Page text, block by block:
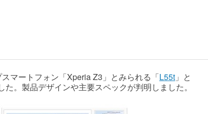
マートフォン「Xperia Z3」とみられる「L55t 」と
た。製品デザインや主要スペックが判明しました。